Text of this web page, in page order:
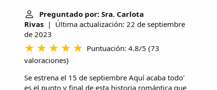
Preguntado por: Sra. Carlota
Rivas | Última actualización: 22 de septiembre
de 2023
Puntuación: 4.8/5 (73
valoraciones)
Se estrena el 15 de septiembre Aquí acaba todo'
es el punto y final de esta historia romántica que